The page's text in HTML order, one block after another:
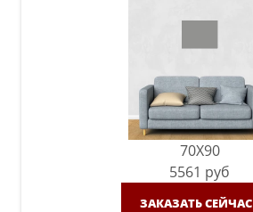
70X90
5561 руб
ЗАКАЗАТЬ СЕЙЧАС